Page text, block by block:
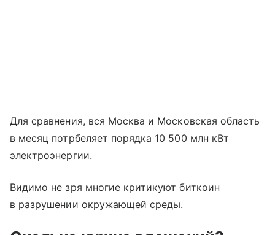
Для сравнения, вся Москва и Московская область
в месяц потрбеляет порядка 10 500 млн кВт
электроэнергии.
Видимо не зря многие критикуют биткоин
в разрушении окружающей среды.